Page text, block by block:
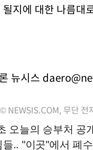
될지에 대한 나름대
뉴시스
무단 전